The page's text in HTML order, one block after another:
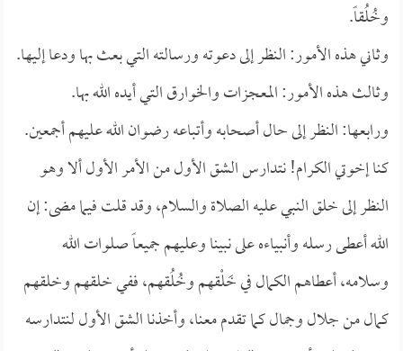
وخُلُقاً.
وثاني هذه الأمور: النظر إلى دعوته ورسالته التي بعث بها ودعا إليها.
وثالث هذه الأمور: المعجزات والخوارق التي أيده الله بها.
ورابعها: النظر إلى حال أصحابه وأتباعه رضوان الله عليهم أجمعين.
كنا إخوتي الكرام! نتدارس الشق الأول من الأمر الأول ألا وهو
النظر إلى خلق النبي عليه الصلاة والسلام، وقد قلت فيما مضى: إن
الله أعطى رسله وأنبياءه على نبينا وعليهم جميعاً صلوات الله
وسلامه، أعطاهم الكمال في خَلْقهم وخُلُقهم، ففي خلقهم وخلقهم
كمال من جلال وجمال كما تقدم معنا، وأخذنا الشق الأول لنتدارسه